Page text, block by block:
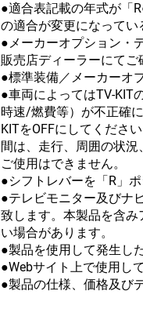
●適合表記載の年式が「
の適合が変更になってい
●メーカーオプション・
販売店ディーラーにてご
●標準装備／メーカーオ
●車両によってはTV-KIT
時速/燃費等）が不正確
KITをOFFにしてくださ
間は、走行、周囲の状
ご使用はできません。
●シフトレバーを「R」
●テレビモニター及びナ
致します。本製品を含
い場合があります。
●製品を使用して発生し
●Webサイト上で使用し
●製品の仕様、価格及び